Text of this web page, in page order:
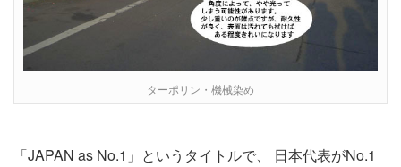
ターポリン・機械染め
「JAPAN as No.1」というタイトルで、 日本代表がNo.1